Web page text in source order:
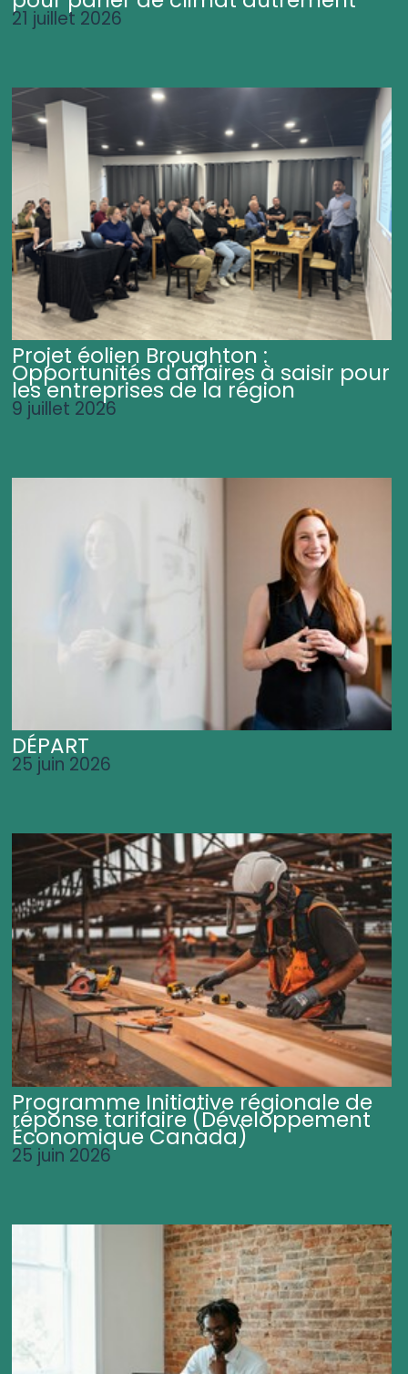
21 juillet 2026
Projet éolien Broughton :
Opportunités d'affaires à saisir pour
les entreprises de la région
9 juillet 2026
DÉPART
25 juin 2026
Programme Initiative régionale de
réponse tarifaire (Développement
Économique Canada)
25 juin 2026